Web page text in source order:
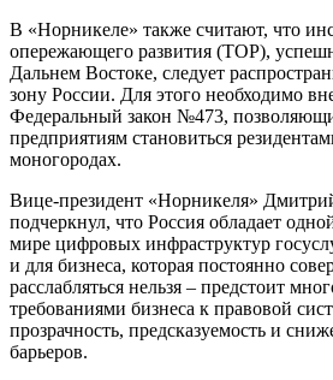
В «Норникеле» также считают, что
опережающего развития (ТОР),
Дальнем Востоке, следует
зону России. Для этого необходимо
Федеральный закон №473,
предприятиям становиться
моногородах.
Вице-президент «Норникеля»
подчеркнул, что Россия обладает
мире цифровых инфраструктур
и для бизнеса, которая постоянно
расслабляться нельзя – предстоит
требованиями бизнеса к правовой
прозрачность, предсказуемость и
барьеров.